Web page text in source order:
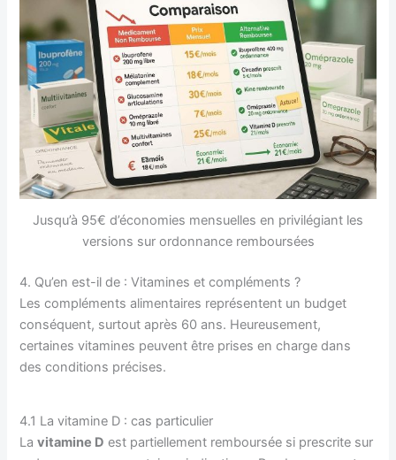
Jusqu’à 95€ d’économies mensuelles en privilégiant les
versions sur ordonnance remboursées
4. Qu’en est-il de : Vitamines et compléments ?
Les compléments alimentaires représentent un budget
conséquent, surtout après 60 ans. Heureusement,
certaines vitamines peuvent être prises en charge dans
des conditions précises.
4.1 La vitamine D : cas particulier
Lavitamine D est partiellement remboursée si prescrite sur